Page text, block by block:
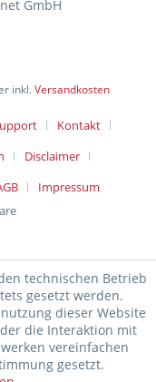
inkl.Versandkosten
Kontakt
Disclaimer
Impressum
technischen Betrieb
gesetzt werden.
dieser Website
die Interaktion mit
vereinfachen
gesetzt.